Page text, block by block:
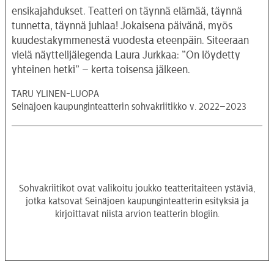
ensikajahdukset. Teatteri on täynnä elämää, täynnä
tunnetta, täynnä juhlaa! Jokaisena päivänä, myös
kuudestakymmenestä vuodesta eteenpäin. Siteeraan
vielä näyttelijälegenda Laura Jurkkaa: ”On löydetty
yhteinen hetki” – kerta toisensa jälkeen.
TARU YLINEN-LUOPA
Seinäjoen kaupunginteatterin sohvakriitikko v. 2022–2023
Sohvakriitikot ovat valikoitu joukko teatteritaiteen ystäviä,
jotka katsovat Seinäjoen kaupunginteatterin esityksiä ja
kirjoittavat niistä arvion teatterin blogiin.